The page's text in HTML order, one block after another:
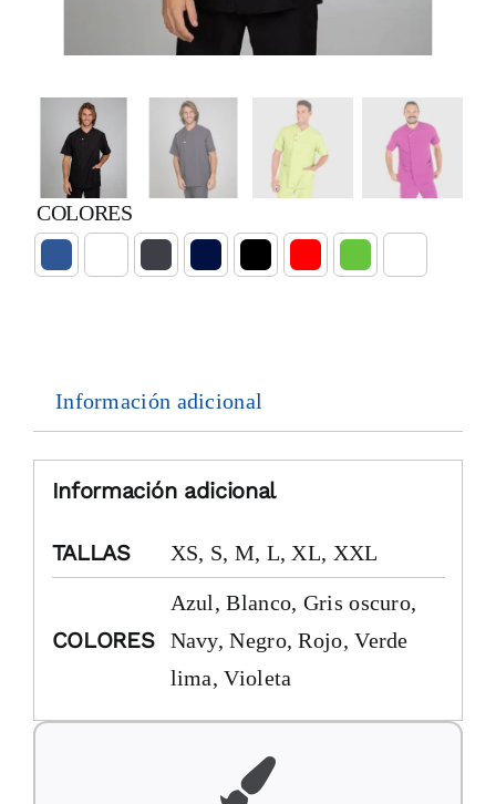
COLORES
Información adicional
Información adicional
TALLAS XS, S, M, L, XL, XXL
COLORES
Azul, Blanco, Gris oscuro,
Navy, Negro, Rojo, Verde
lima, Violeta